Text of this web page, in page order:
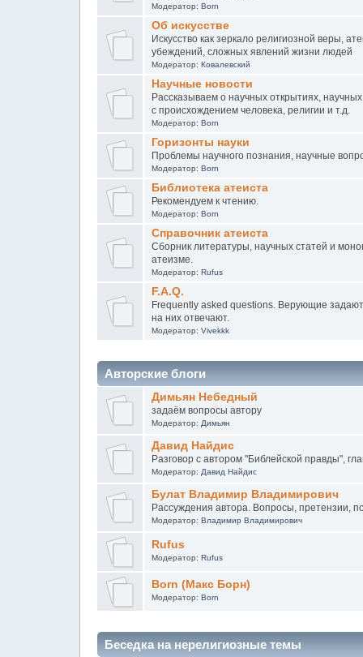
Модератор: Born
Об искусстве
Искусство как зеркало религиозной веры,
убеждений, сложных явлений жизни людей
Модератор: Ковалевский
Научные новости
Рассказываем о научных открытиях,
с происхождением человека, религии и т.д.
Модератор: Born
Горизонты науки
Проблемы научного познания, научные
Модератор: Born
Библиотека атеиста
Рекомендуем к чтению.
Модератор: Born
Справочник атеиста
Сборник литературы, научных статей и
атеизме.
Модератор: Rufus
F.A.Q.
Frequently asked questions. Верующие
на них отвечают.
Модератор: Vivekkk
Авторские блоги
Димьян Небедный
задаём вопросы автору
Модератор: Димьян
Давид Найдис
Разговор с автором "Библейской правды",
Модератор: Давид Найдис
Булат Владимир Владимирович
Рассуждения автора. Вопросы, претензии,
Модератор: Владимир Владимирович
Rufus
Модератор: Rufus
Born (Макс Борн)
Модератор: Born
Беседка на нерелигиозные темы